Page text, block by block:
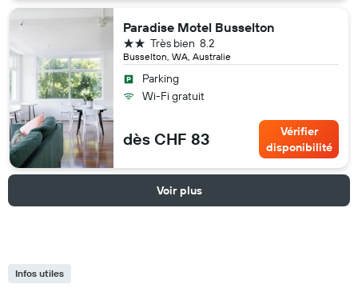
Paradise Motel Busselton
Busselton, WA, Australie
8.2
Très bien
2 étoiles
Parking
Wi-Fi gratuit
dès CHF 83
Vérifier
disponibilité
Voir plus
Infos utiles